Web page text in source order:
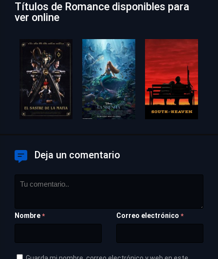
Títulos de Romance disponibles para
ver online
Deja un comentario
Nombre * Correo electrónico *